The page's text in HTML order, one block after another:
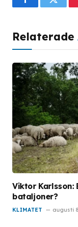
Facebook
Relaterade
Viktor
bataljoner?
KLIMATET augusti